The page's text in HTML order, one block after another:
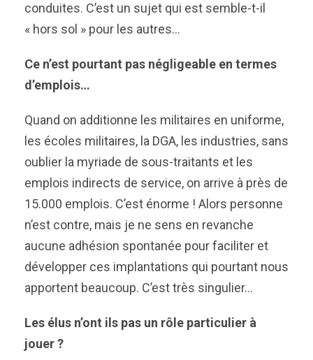
conduites. C’est un sujet qui est semble-t-il
« hors sol » pour les autres…
Ce n’est pourtant pas négligeable en termes
d’emplois…
Quand on additionne les militaires en uniforme,
les écoles militaires, la DGA, les industries, sans
oublier la myriade de sous-traitants et les
emplois indirects de service, on arrive à près de
15.000 emplois. C’est énorme ! Alors personne
n’est contre, mais je ne sens en revanche
aucune adhésion spontanée pour faciliter et
développer ces implantations qui pourtant nous
apportent beaucoup. C’est très singulier…
Les élus n’ont ils pas un rôle particulier à
jouer ?